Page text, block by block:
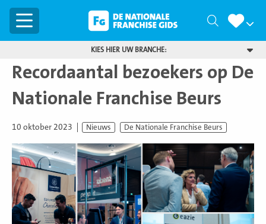
Menu Zoeken
KIES HIER UW BRANCHE:
Recordaantal bezoekers op De
Nationale Franchise Beurs
10 oktober 2023 Nieuws De Nationale Franchise Beurs